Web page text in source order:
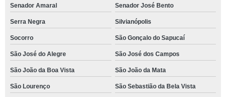
Senador Amaral Senador José Bento
Serra Negra Silvianópolis
Socorro São Gonçalo do Sapucaí
São José do Alegre São José dos Campos
São João da Boa Vista São João da Mata
São Lourenço São Sebastião da Bela Vista